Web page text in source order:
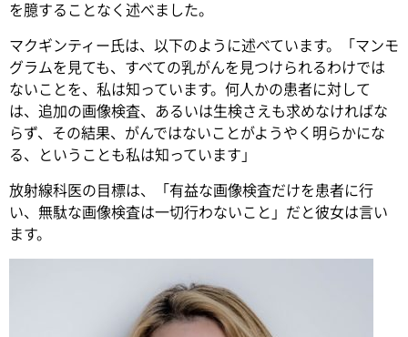
を臆することなく述べました。
マクギンティー氏は、以下のように述べています。「マンモ
グラムを見ても、すべての乳がんを見つけられるわけでは
ないことを、私は知っています。何人かの患者に対して
は、追加の画像検査、あるいは生検さえも求めなければな
らず、その結果、がんではないことがようやく明らかにな
る、ということも私は知っています」
放射線科医の目標は、「有益な画像検査だけを患者に行
い、無駄な画像検査は一切行わないこと」だと彼女は言い
ます。